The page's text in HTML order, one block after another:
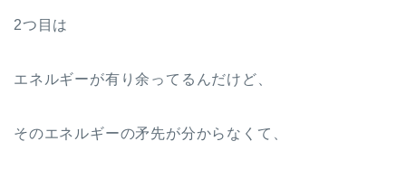
2つ目は
エネルギーが有り余ってるんだけど、
そのエネルギーの矛先が分からなくて、